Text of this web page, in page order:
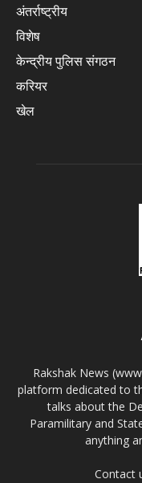
अंतर्राष्ट्रीय
विशेष
केन्द्रीय पुलिस संगठन
करियर
खेल
Rakshak News
platform dedicated to
talks about the
Paramilitary and
anything
Contact